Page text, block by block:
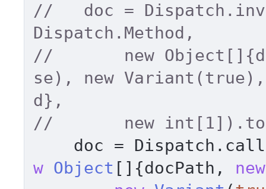
//   doc =
Dispatch.Method,
//       new
se), new
d},
doc =
w Object []{docPath, new